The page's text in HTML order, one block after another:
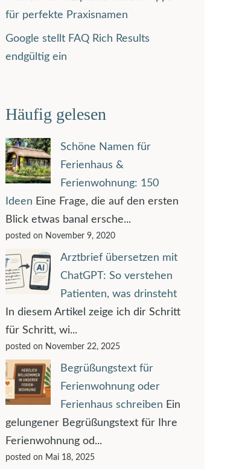
für perfekte Praxisnamen
Google stellt FAQ Rich Results
endgültig ein
Häufig gelesen
Schöne Namen für
Ferienhaus &
Ferienwohnung: 150
Ideen Eine Frage, die auf den ersten
Blick etwas banal ersche...
posted on November 9, 2020
Arztbrief übersetzen mit
ChatGPT: So verstehen
Patienten, was drinsteht
In diesem Artikel zeige ich dir Schritt
für Schritt, wi...
posted on November 22, 2025
Begrüßungstext für
Ferienwohnung oder
Ferienhaus schreiben Ein
gelungener Begrüßungstext für Ihre
Ferienwohnung od...
posted on Mai 18, 2025